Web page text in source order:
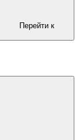
Перейти к